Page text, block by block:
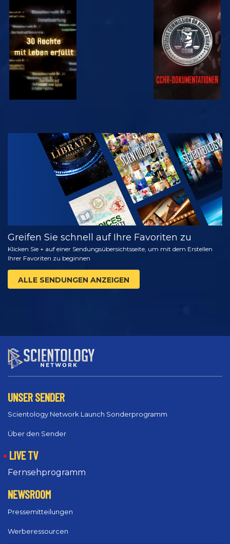
ANSEHEN ANSEHEN
ANSEHEN
SERIE
ENTDECKEN
Greifen Sie schnell auf Ihre Favoriten zu
Klicken Sie + auf einer Sendungsübersichtsseite, um mit dem Erstellen
Ihrer Favoriten zu beginnen
ALLE SENDUNGEN ANZEIGEN
UNSER SENDER
Scientology Network Launch Sonderprogramm
Über den Sender
LIVE TV
Fernsehprogramm
NEWSROOM
Pressemitteilungen
Werberessourcen